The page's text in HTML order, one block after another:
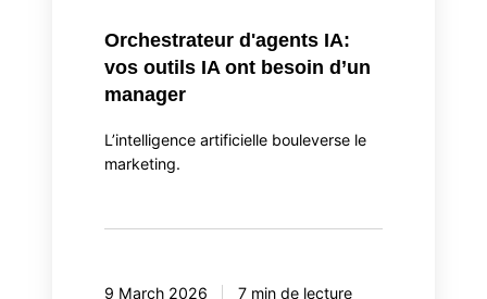
Orchestrateur d'agents IA:
vos outils IA ont besoin d’un
manager
L’intelligence artificielle bouleverse le
marketing.
9 March 2026 7 min de lecture